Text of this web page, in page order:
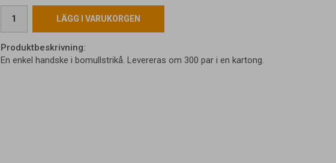
LÄGG I VARUKORGEN
Produktbeskrivning:
En enkel handske i bomullstrikå. Levereras om 300 par i en kartong.